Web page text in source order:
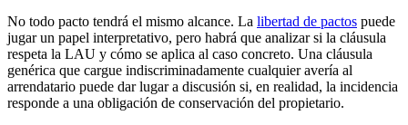
No todo pacto tendrá el mismo alcance. La libertad de pactos puede
jugar un papel interpretativo, pero habrá que analizar si la cláusula
respeta la LAU y cómo se aplica al caso concreto. Una cláusula
genérica que cargue indiscriminadamente cualquier avería al
arrendatario puede dar lugar a discusión si, en realidad, la incidencia
responde a una obligación de conservación del propietario.